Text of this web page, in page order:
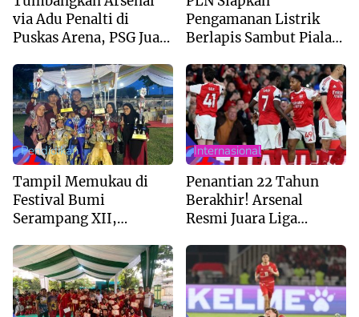
via Adu Penalti di
Puskas Arena, PSG Juara
Pengamanan Listrik
Berlapis Sambut Piala
Pendidikan
Tampil Memukau di
Festival Bumi
Serampang XII,
Husna Sabet Juara
Umum I
Internasional
Penantian 22 Tahun
Berakhir! Arsenal
Resmi Juara Liga